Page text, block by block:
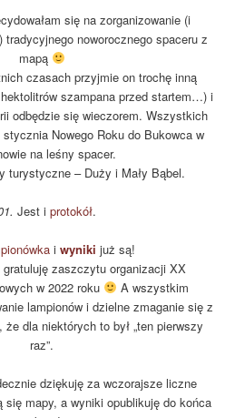
się na zorganizowanie (i
tradycyjnego noworocznego spaceru z
mapą
czasach przyjmie on trochę inną
szampana przed startem…) i
odbędzie się wieczorem. Wszystkich
Nowego Roku do Bukowca w
na leśny spacer.
turystyczne – Duży i Mały Bąbel.
Jest i protokół.
i wyniki już są!
gratuluję zaszczytu organizacji XX
w 2022 roku
A wszystkim
lampionów i dzielne zmaganie się z
dla niektórych to był „ten pierwszy
raz”.
dziękuję za wczorajsze liczne
się mapy, a wyniki opublikuję do końca